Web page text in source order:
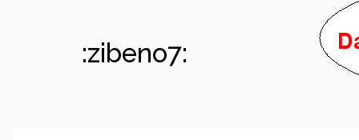
:zibeno7: